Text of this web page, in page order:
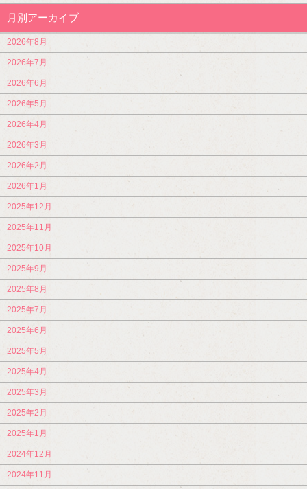
月別アーカイブ
2026年8月
2026年7月
2026年6月
2026年5月
2026年4月
2026年3月
2026年2月
2026年1月
2025年12月
2025年11月
2025年10月
2025年9月
2025年8月
2025年7月
2025年6月
2025年5月
2025年4月
2025年3月
2025年2月
2025年1月
2024年12月
2024年11月